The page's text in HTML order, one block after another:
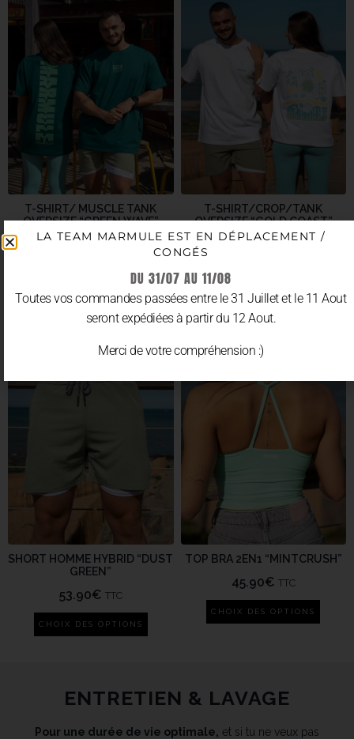
T-SHIRT/ MUSCLE TANK
OVERSIZE “GREEN WAVE”
33.90 €
CHOIX DES OPTIONS
T-SHIRT/CROP/TANK
OVERSIZE “GOLD COAST”
33.90€
CHOIX DES OPTIONS
SHORT HOMME HYBRID “DUST
GREEN”
53.90€ TTC
CHOIX DES OPTIONS
TOP BRA 2EN1 “MINTCRUSH”
45.90€ TTC
CHOIX DES OPTIONS
ENTRETIEN & LAVAGE
Pour une durée de vie optimale, et si tu ne veux pas
LA TEAM MARMULE EST EN DÉPLACEMENT /
CONGÉS
DU 31/07 AU 11/08
Toutes vos commandes passées entre le 31 Juillet et le 11 Aout
seront expédiées à partir du 12 Aout.
Merci de votre compréhension :)